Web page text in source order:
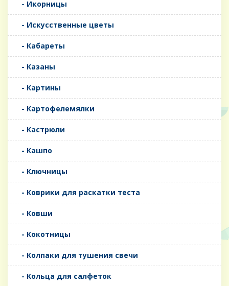
- Икорницы
- Искусственные цветы
- Кабареты
- Казаны
- Картины
- Картофелемялки
- Кастрюли
- Кашпо
- Ключницы
- Коврики для раскатки теста
- Ковши
- Кокотницы
- Колпаки для тушения свечи
- Кольца для салфеток